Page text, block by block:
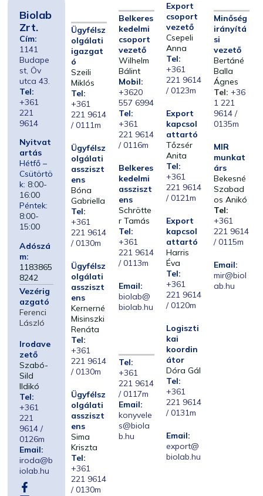
Biolab
Zrt.
Cím:
1141
Budape
st, Öv
utca 43.
Tel:
+361
221
9614
Nyitvat
artás
Hétfő –
Csütörtö
k: 8:00-
16:00
Péntek:
8:00-
15:00
Adószá
m:
1183865
8242
Vezérig
azgató
Ferenci
László
Irodave
zető
Szabó-
Sild
Ildikó
Tel:
+361
221
9614 /
0126m
Email:
iroda@b
iolab.hu
Ügyfélsz
olgálati
igazgat
ó
Szeili
Miklós
Tel:
+361
221 9614
/ 0111m
Ügyfélsz
olgálati
assziszt
ens
Bóna
Gabriella
Tel:
+361
221 9614
/ 0130m
Ügyfélsz
olgálati
assziszt
ens
Kernerné
Misinszki
Renáta
Tel:
+361
221 9614
/ 0130m
Ügyfélsz
olgálati
assziszt
ens
Sima
Kriszta
Tel:
+361
221 9614
/ 0130m
Belkeres
kedelmi
csoport
vezető
Wilhelm
Bálint
Mobil:
+3620
557 6994
Tel:
+361
221 9614
/ 0116m
Belkeres
kedelmi
assziszt
ens
Schrötte
r Tamás
Tel:
+361
221 9614
/ 0113m
Email:
biolab@
biolab.hu
Tel:
+361
221 9614
/ 0117m
Email:
konyvele
s@biola
b.hu
Export
csoport
vezető
Csepeli
Anna
Tel:
+361
221 9614
/ 0123m
Export
kapcsol
attartó
Tőzsér
Anita
Tel:
+361
221 9614
/ 0121m
Export
kapcsol
attartó
Harris
Éva
Tel:
+361
221 9614
/ 0120m
Logiszti
kai
koordin
átor
Dóra Gál
Tel:
+361
221 9614
/ 0131m
Email:
export@
biolab.hu
Minőség
irányítá
si
vezető
Bertáné
Balla
Ágnes
Tel: +36
1 221
9614 /
0135m
MIR
munkat
árs
Bekesné
Szabad
os Anikó
Tel:
+361
221 9614
/ 0115m
Email:
mir@biol
ab.hu